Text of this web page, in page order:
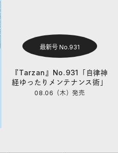
最新号 No.931
『Tarzan』No.931「自律神
経ゆったりメンテナンス術」
08.06（木）発売